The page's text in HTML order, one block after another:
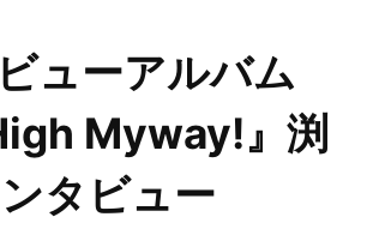
ューアルバム
Myway!』渕
タビュー